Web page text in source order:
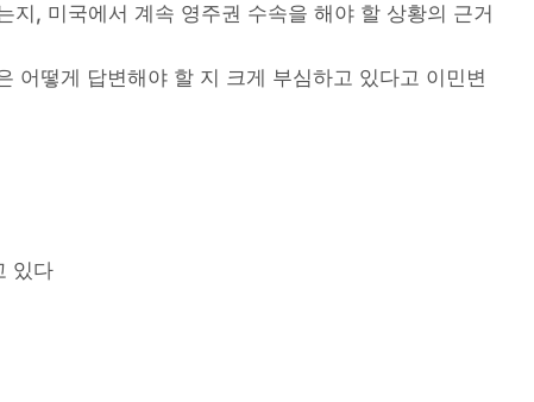
, 미국에서 계속 영주권 수속을 해야 할 상황의 근거
어떻게 답변해야 할 지 크게 부심하고 있다고 이민변
있다